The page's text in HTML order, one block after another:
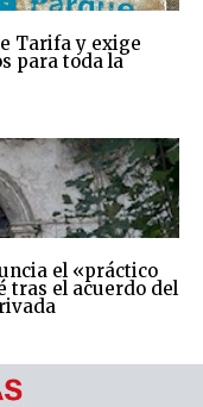
Tarifa y exige
para toda la
el «práctico
tras el acuerdo del